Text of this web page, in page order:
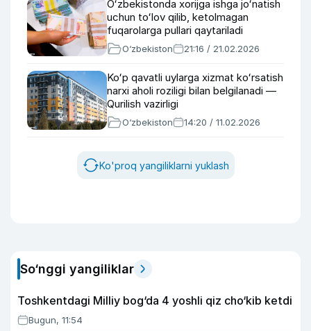
Oʻzbekistonda xorijga ishga joʻnatish
uchun toʻlov qilib, ketolmagan
fuqarolarga pullari qaytariladi
O‘zbekiston 21:16 / 21.02.2026
Koʻp qavatli uylarga xizmat koʻrsatish
narxi aholi roziligi bilan belgilanadi —
Qurilish vazirligi
O‘zbekiston 14:20 / 11.02.2026
Ko'proq yangiliklarni yuklash
So‘nggi yangiliklar
Toshkentdagi Milliy bog‘da 4 yoshli qiz cho‘kib ketdi
Bugun, 11:54